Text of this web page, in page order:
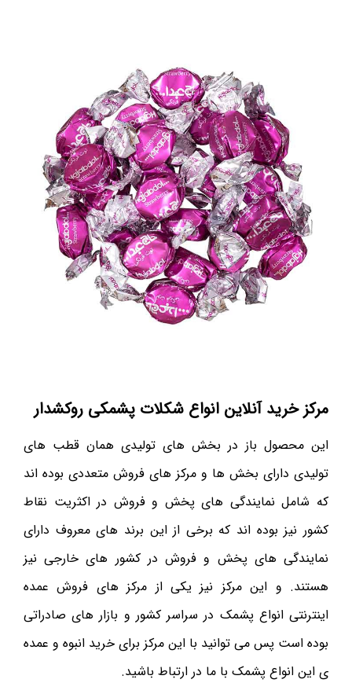
مرکز خرید آنلاین انواع شکلات پشمکی روکشدار
این محصول باز در بخش های تولیدی همان قطب های
تولیدی دارای بخش ها و مرکز های فروش متعددی بوده اند
که شامل نمایندگی های پخش و فروش در اکثریت نقاط
کشور نیز بوده اند که برخی از این برند های معروف دارای
نمایندگی های پخش و فروش در کشور های خارجی نیز
هستند. و این مرکز نیز یکی از مرکز های فروش عمده
اینترنتی انواع پشمک در سراسر کشور و بازار های صادراتی
بوده است پس می توانید با این مرکز برای خرید انبوه و عمده
ی این انواع پشمک با ما در ارتباط باشید.